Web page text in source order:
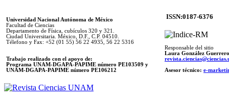
Universidad Nacional Autónoma de México
Facultad de Ciencias
Departamento de Física, cubículos 320 y 321.
Ciudad Universitaria. México, D.F., C.P. 04510.
Télefono y Fax: +52 (01 55) 56 22 4935, 56 22 5316
Trabajo realizado con el apoyo de:
Programa UNAM-DGAPA-PAPIME número PE103509 y
UNAM-DGAPA-PAPIME número PE106212
ISSN:0187-6376
Responsable del sitio
Laura González Guerrero
Asesor técnico: e-